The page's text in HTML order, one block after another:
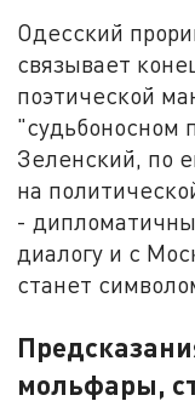
Одесский
связывает
поэтической
"судьбоносном
Зеленский, по
на
-
диалогу и с
станет
мольфары,